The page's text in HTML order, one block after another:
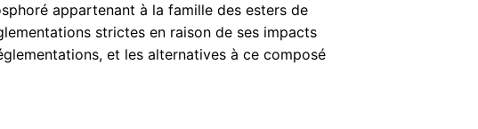
appartenant à la famille des esters de
strictes en raison de ses impacts
et les alternatives à ce composé